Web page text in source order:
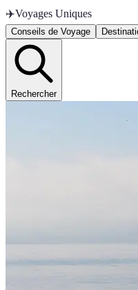
✈️Voyages Uniques
Conseils de Voyage
Rechercher